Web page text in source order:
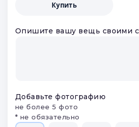
Купить
Опишите вашу вещь своими
Добавьте фотографию
не более 5 фото
* не обязательно